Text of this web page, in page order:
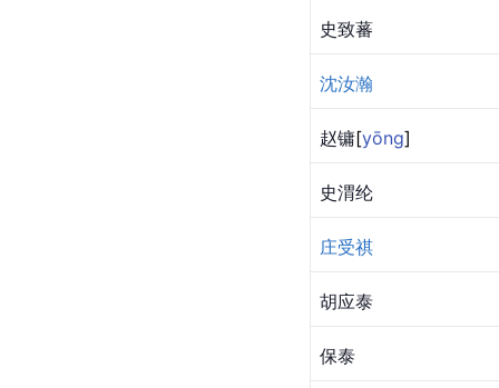
史致蕃
沈汝瀚
赵镛[yōng]
史渭纶
庄受祺
胡应泰
保泰